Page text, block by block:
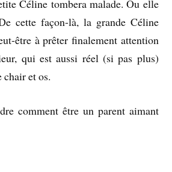
Céline tombera malade. Ou elle
cette façon-là, la grande Céline
être à prêter finalement attention
qui est aussi réel (si pas plus)
chair et os.
comment être un parent aimant